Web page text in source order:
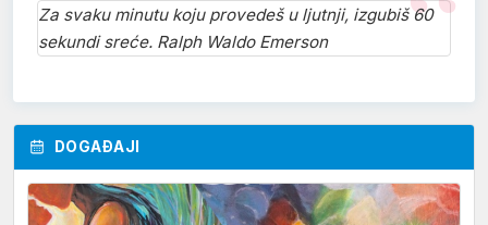
Za svaku minutu koju provedeš u ljutnji, izgubiš 60
sekundi sreće. Ralph Waldo Emerson
DOGAĐAJI